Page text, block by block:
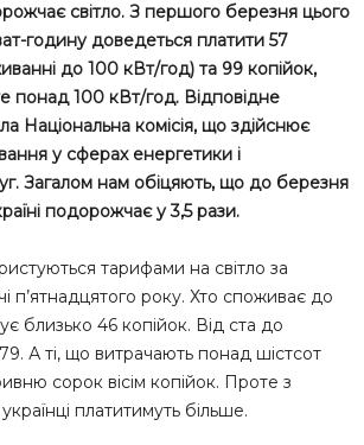
світло. З першого березня цього
годину доведеться платити 57
до 100 кВт/год) та 99 копійок,
понад 100 кВт/год. Відповідне
Національна комісія, що здійснює
у сферах енергетики і
Загалом нам обіцяють, що до березня
подорожчає у 3,5 рази.
тарифами на світло за
п’ятнадцятого року. Хто споживає до
близько 46 копійок. Від ста до
А ті, що витрачають понад шістсот
сорок вісім копійок. Проте з
платитимуть більше.